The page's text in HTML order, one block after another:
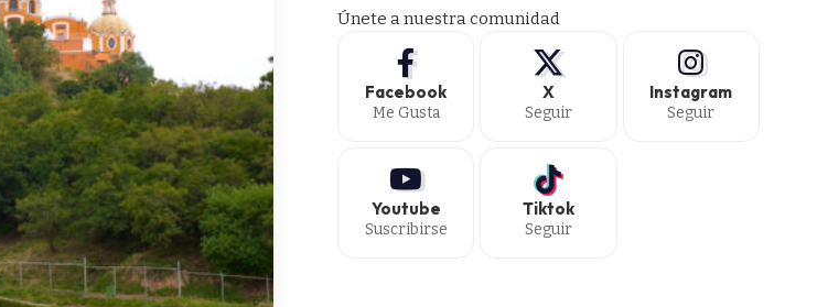
Únete a nuestra comunidad
Facebook
Me Gusta
X
Seguir
Instagram
Seguir
Youtube
Suscribirse
Tiktok
Seguir